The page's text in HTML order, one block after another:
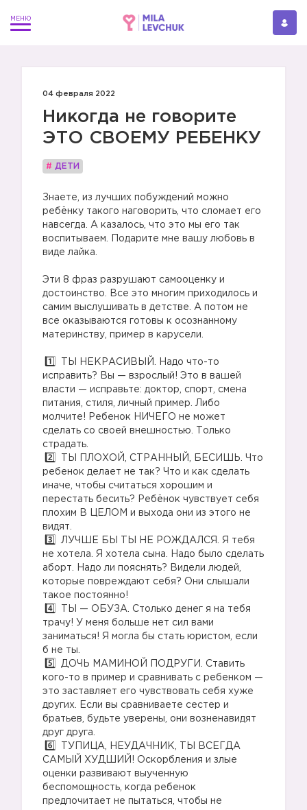
04 февраля 2022
Никогда не говорите
ЭТО СВОЕМУ РЕБЕНКУ
# ДЕТИ
Знаете, из лучших побуждений можно
ребёнку такого наговорить, что сломает его
навсегда. А казалось, что это мы его так
воспитываем. Подарите мне вашу любовь в
виде лайка.
Эти 8 фраз разрушают самооценку и
достоинство. Все это многим приходилось и
самим выслушивать в детстве. А потом не
все оказываются готовы к осознанному
материнству, пример в карусели.
ТЫ НЕКРАСИВЫЙ. Надо что-то
исправить? Вы — взрослый! Это в вашей
власти — исправьте: доктор, спорт, смена
питания, стиля, личный пример. Либо
молчите! Ребенок НИЧЕГО не может
сделать со своей внешностью. Только
страдать.
ТЫ ПЛОХОЙ, СТРАННЫЙ, БЕСИШЬ. Что
ребенок делает не так? Что и как сделать
иначе, чтобы считаться хорошим и
перестать бесить? Ребёнок чувствует себя
плохим В ЦЕЛОМ и выхода они из этого не
видят.
ЛУЧШЕ БЫ ТЫ НЕ РОЖДАЛСЯ. Я тебя
не хотела. Я хотела сына. Надо было сделать
аборт. Надо ли пояснять? Видели людей,
которые повреждают себя? Они слышали
такое постоянно!
ТЫ — ОБУЗА. Столько денег я на тебя
трачу! У меня больше нет сил вами
заниматься! Я могла бы стать юристом, если
б не ты.
ДОЧЬ МАМИНОЙ ПОДРУГИ. Ставить
кого-то в пример и сравнивать с ребенком —
это заставляет его чувствовать себя хуже
других. Если вы сравниваете сестер и
братьев, будьте уверены, они возненавидят
друг друга.
ТУПИЦА, НЕУДАЧНИК, ТЫ ВСЕГДА
САМЫЙ ХУДШИЙ! Оскорбления и злые
оценки развивают выученную
беспомощность, когда ребенок
предпочитает не пытаться, чтобы не